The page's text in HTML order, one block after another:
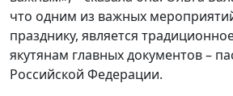
что одним из важных
празднику, является
якутянам главных документов –
Российской Федерации.